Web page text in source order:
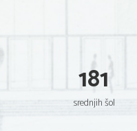
181
srednjih šol